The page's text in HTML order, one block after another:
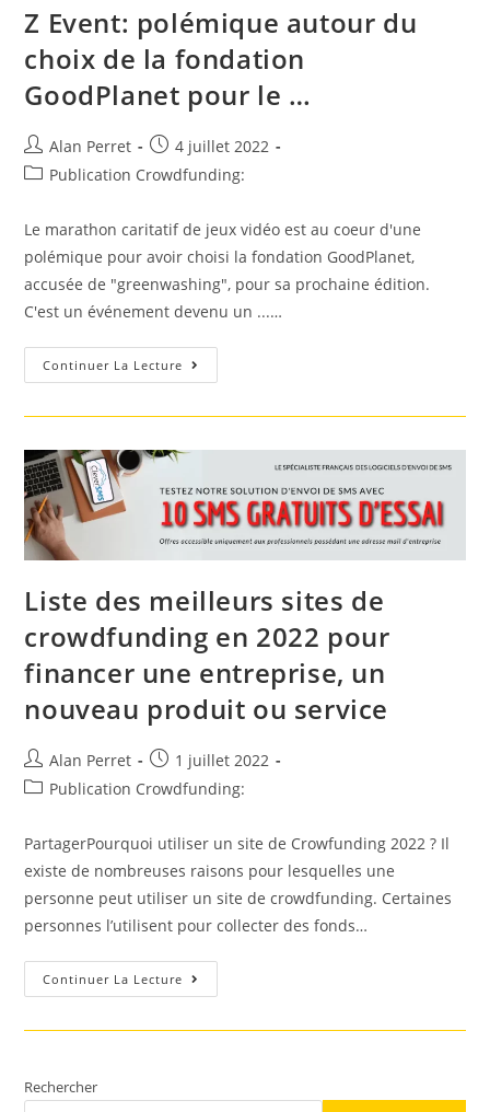
De
« Greenwashing
–
BFMTV
Z Event: polémique autour du
choix de la fondation
GoodPlanet pour le …
Auteur/autrice
de
Alan Perret
Post
published:
4 juillet 2022
PostPublication Crowdfunding:
Le marathon caritatif de jeux vidéo est au coeur d'une
polémique pour avoir choisi la fondation GoodPlanet,
accusée de "greenwashing", pour sa prochaine édition.
C'est un événement devenu un ...…
Continuer La Lecture Z
Event:
Autour
De
Fondation
GoodPlanet
Pour
Le
…
Liste des meilleurs sites de
crowdfunding en 2022 pour
financer une entreprise, un
nouveau produit ou service
Auteur/autrice
de
Alan Perret
Post
published:
1 juillet 2022
PostPublication Crowdfunding:
PartagerPourquoi utiliser un site de Crowfunding 2022 ? Il
existe de nombreuses raisons pour lesquelles une
personne peut utiliser un site de crowdfunding. Certaines
personnes l’utilisent pour collecter des fonds…
Continuer La Lecture Liste
Des
Pour
Rechercher